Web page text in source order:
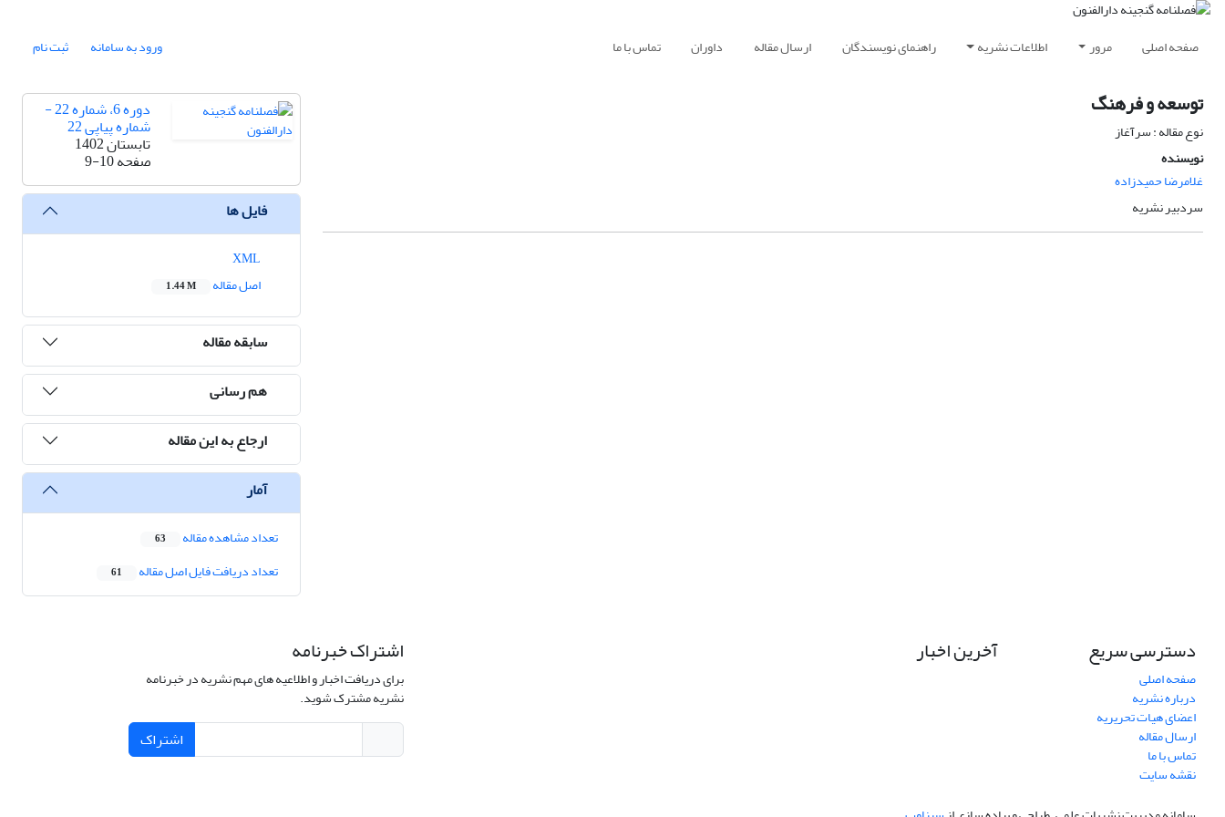
صفحه اصلی مرور اطلاعات نشریه راهنمای نویسندگان ارسال مقاله داوران تماس با ما ورود به سامانه ثبت نام
توسعه و فرهنگ
نوع مقاله : سرآغاز
نویسنده
غلامرضا حمیدزاده
سردبیر نشریه
دوره 6، شماره 22 -
شماره پیاپی 22
تابستان 1402
صفحه9-10
فایل ها
اصل مقاله
1.44 M
سابقه مقاله
هم رسانی
ارجاع به این مقاله
آمار
تعداد مشاهده مقاله 63
تعداد دریافت فایل اصل مقاله 61
دسترسی سریع
صفحه اصلی
درباره نشریه
اعضای هیات تحریریه
ارسال مقاله
تماس با ما
نقشه سایت
آخرین اخبار اشتراک خبرنامه
برای دریافت اخبار و اطلاعیه های مهم نشریه در خبرنامه
نشریه مشترک شوید.
اشتراک